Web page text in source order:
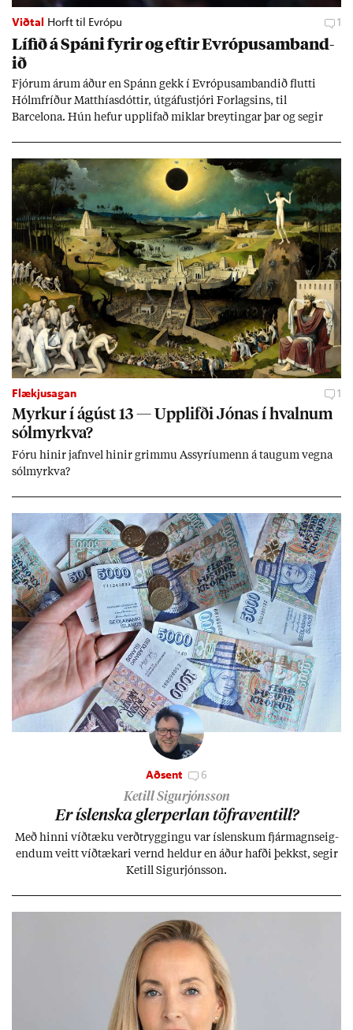
Viðtal Horft til Evrópu 1
Líf­ið á Spáni fyr­ir og eft­ir Evr­ópu­sam­band­
ið
Fjór­um ár­um áð­ur en Spánn gekk í Evr­ópu­sam­band­ið flutti
Hólm­fríð­ur Matth­ías­dótt­ir, út­gáfu­stjóri For­lags­ins, til
Barcelona. Hún hef­ur upp­lif­að mikl­ar breyt­ing­ar þar og seg­ir
jafnt sem styrkj­um til menn­ing­ar­mála. Þá hafi katalónsk­an hlot­
ið með­byr.
Flækjusagan 1
Myrk­ur í ág­úst 13 — Upp­lifði Jón­as í hvaln­um
sól­myrkva?
Fóru hinir jafn­vel hinir grimmu Ass­yríu­menn á taug­um vegna
sól­myrkva?
Aðsent 6
Ketill Sigurjónsson
Er ís­lenska glerperl­an töfra­ventill?
Með hinni víð­tæku verð­trygg­ingu var ís­lensk­um fjár­magns­eig­
end­um veitt víð­tæk­ari vernd held­ur en áð­ur hafði þekkst, seg­ir
Ketill Sig­ur­jóns­son.